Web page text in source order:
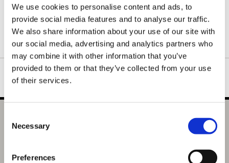
We use cookies to personalise content and ads, to
provide social media features and to analyse our traffic.
We also share information about your use of our site with
our social media, advertising and analytics partners who
may combine it with other information that you’ve
provided to them or that they’ve collected from your use
of their services.
Selection
Necessary
Preferences
配置。
スウェットの生地はアームホールや袖口など、力が加わる部分の
ステッチワークは太番手の縫製糸と粗めの運針数でダブルステッ
チにすることで、堅牢さと立体感を実現しました。
『モンスターハンターワイルズ』シーンイラストスウェッ
ト 2（ルロウ）M